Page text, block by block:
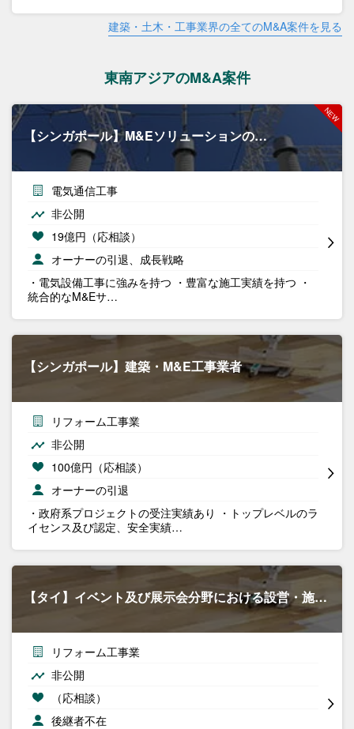
建築・土木・工事業界の全てのM&A案件を見る
東南アジアのM&A案件
【シンガポール】M&Eソリューションの…
電気通信工事
非公開
19億円（応相談）
オーナーの引退、成長戦略
・電気設備工事に強みを持つ ・豊富な施工実績を持つ ・
統合的なM&Eサ…
【シンガポール】建築・M&E工事業者
リフォーム工事業
非公開
100億円（応相談）
オーナーの引退
・政府系プロジェクトの受注実績あり ・トップレベルのラ
イセンス及び認定、安全実績…
【タイ】イベント及び展示会分野における設営・施…
リフォーム工事業
非公開
（応相談）
後継者不在